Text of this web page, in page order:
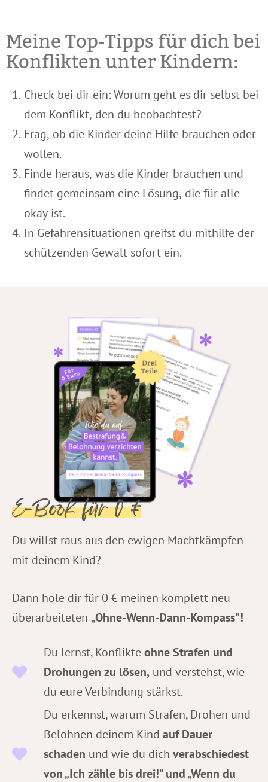
Meine Top-Tipps für dich bei
Konflikten unter Kindern:
Check bei dir ein: Worum geht es dir selbst bei
dem Konflikt, den du beobachtest?
Frag, ob die Kinder deine Hilfe brauchen oder
wollen.
Finde heraus, was die Kinder brauchen und
findet gemeinsam eine Lösung, die für alle
okay ist.
In Gefahrensituationen greifst du mithilfe der
schützenden Gewalt sofort ein.
E-Book für 0 €
Du willst raus aus den ewigen Machtkämpfen
mit deinem Kind?
Dann hole dir für 0 € meinen komplett neu
überarbeiteten „Ohne-Wenn-Dann-Kompass”!
Du lernst, Konflikteohne Strafen und
Drohungen zu lösen, und verstehst, wie
du eure Verbindung stärkst.
Du erkennst, warum Strafen, Drohen und
Belohnen deinem Kindauf Dauer
schaden und wie du dichverabschiedest
von „Ich zähle bis drei!“ und „Wenn du